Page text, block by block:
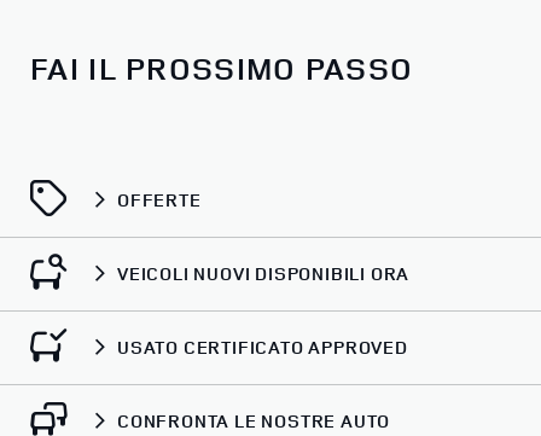
FAI IL PROSSIMO PASSO
OFFERTE
VEICOLI NUOVI DISPONIBILI ORA
USATO CERTIFICATO APPROVED
CONFRONTA LE NOSTRE AUTO